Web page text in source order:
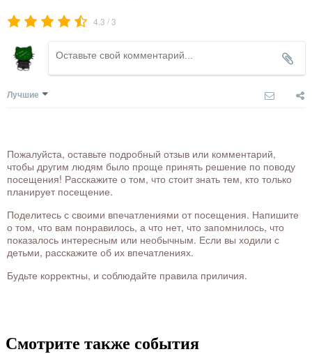
4.3 /3
Лучшие
Пожалуйста, оставьте подробный отзыв или комментарий,
чтобы другим людям было проще принять решение по поводу
посещения! Расскажите о том, что стоит знать тем, кто только
планирует посещение.
Поделитесь с своими впечатлениями от посещения. Напишите
о том, что вам понравилось, а что нет, что запомнилось, что
показалось интересным или необычным. Если вы ходили с
детьми, расскажите об их впечатлениях.
Будьте корректны, и соблюдайте правила приличия.
Смотрите также события